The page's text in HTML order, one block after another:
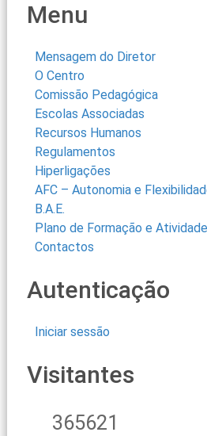
Menu
Mensagem do Diretor
O Centro
Comissão Pedagógica
Escolas Associadas
Recursos Humanos
Regulamentos
Hiperligações
AFC – Autonomia e
B.A.E.
Plano de Formação e
Contactos
Autenticação
Iniciar sessão
Visitantes
365621